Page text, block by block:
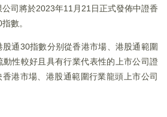
司將於2023年11月21日正式發佈中證香
數。
通30指數分别從香港市場、港股通範圍
性較好且具有行業代表性的上市公司證
港市場、港股通範圍行業龍頭上市公司